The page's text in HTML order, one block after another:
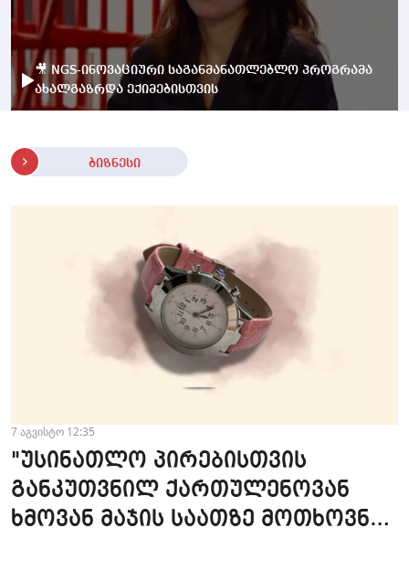
🎥 NGS-ინოვაციური საგანმანათლებლო პროგრამა
ახალგაზრდა ექიმებისთვის
ბიზნესი
7 აგვისტო 12:35
"უსინათლო პირებისთვის
განკუთვნილ ქართულენოვან
ხმოვან მაჯის საათზე მოთხოვნა